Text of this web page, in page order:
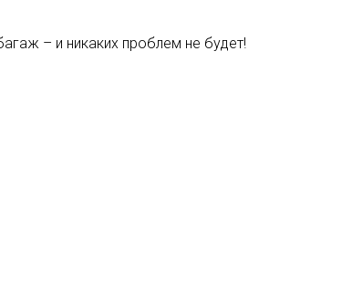
– и никаких проблем не будет!